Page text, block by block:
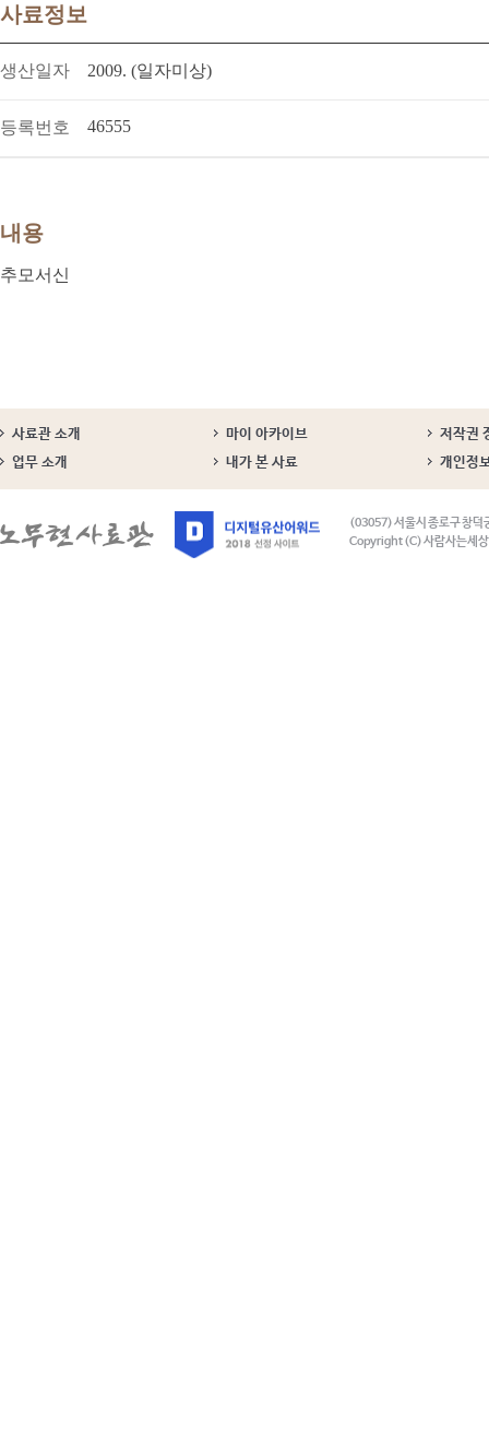
사료정보
생산일자 2009. (일자미상)
등록번호 46555
내용
추모서신
사료관 소개 마이 아카이브
저작권
업무 소개
내가 본 사료 개인정
(03057) 서울시 종로구 창덕
Copyright (C) 사람사는세